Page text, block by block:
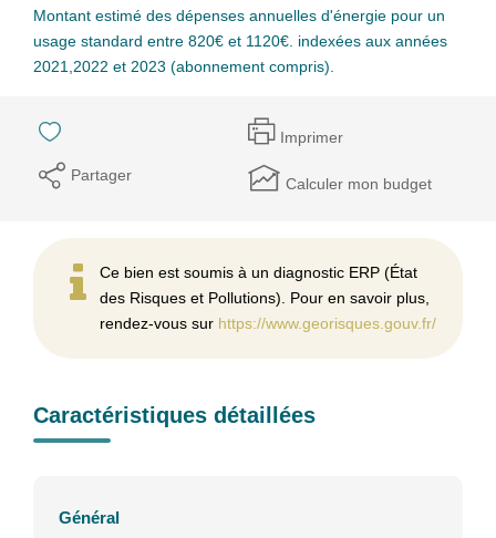
Montant estimé des dépenses annuelles d'énergie pour un
usage standard entre 820€ et 1120€. indexées aux années
2021,2022 et 2023 (abonnement compris).
Imprimer
Partager Calculer mon budget
Ce bien est soumis à un diagnostic ERP (État
des Risques et Pollutions). Pour en savoir plus,
rendez-vous sur https://www.georisques.gouv.fr/
Caractéristiques détaillées
Général